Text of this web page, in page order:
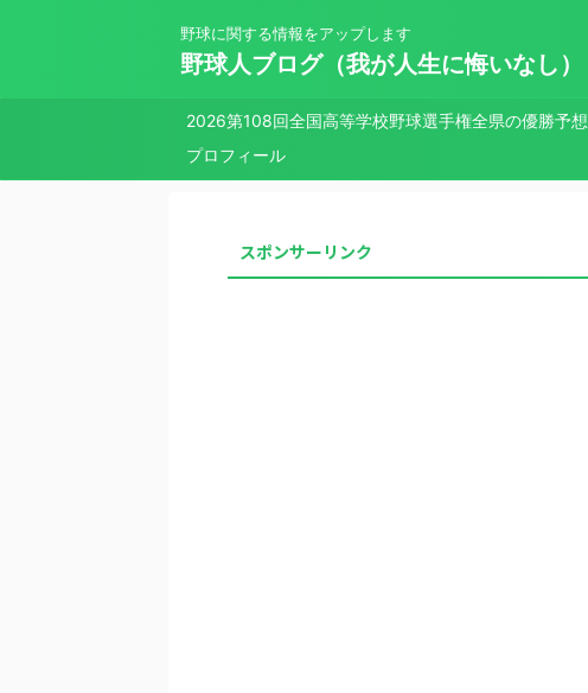
野球に関する情報をアップします
野球人ブログ（我が人生に悔いなし）
2026第108回全国高等学校野球選手権全県の優勝予想
プロフィール
スポンサーリンク